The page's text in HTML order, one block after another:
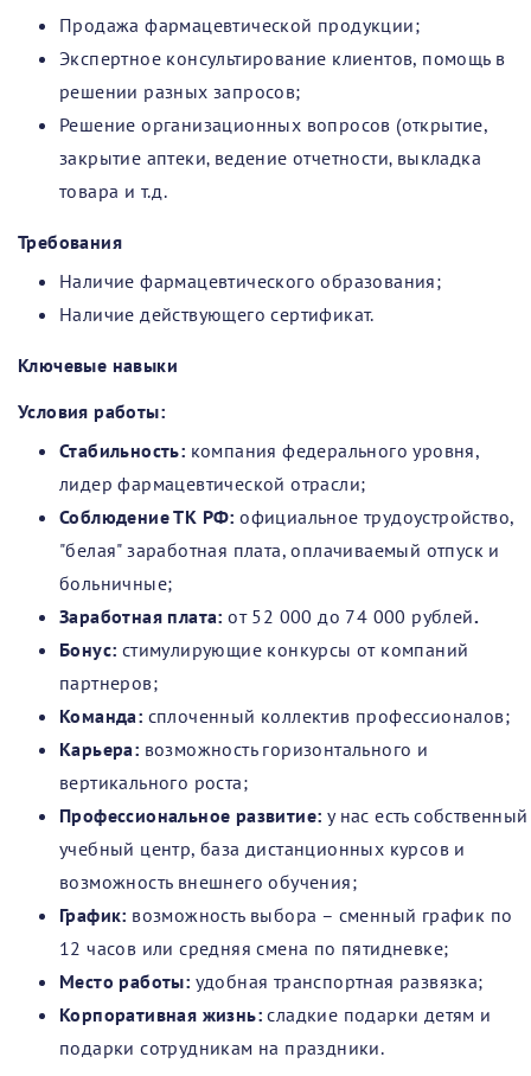
Продажа фармацевтической продукции;
Экспертное консультирование клиентов, помощь в
решении разных запросов;
Решение организационных вопросов (открытие,
закрытие аптеки‚ ведение отчетности‚ выкладка
товара и т.д.
Требования
Наличие фармацевтического образования;
Наличие действующего сертификат.
Ключевые навыки
Условия работы:
Стабильность: компания федерального уровня,
лидер фармацевтической отрасли;
Соблюдение ТК РФ: официальное трудоустройство,
"белая" заработная плата, оплачиваемый отпуск и
больничные;
Заработная плата: от 52 000 до 74 000 рублей.
Бонус: стимулирующие конкурсы от компаний
партнеров;
Команда: сплоченный коллектив профессионалов;
Карьера: возможность горизонтального и
вертикального роста;
Профессиональное развитие: у нас есть собственный
учебный центр, база дистанционных курсов и
возможность внешнего обучения;
График: возможность выбора – сменный график по
12 часов или средняя смена по пятидневке;
Место работы: удобная транспортная развязка;
Корпоративная жизнь: сладкие подарки детям и
подарки сотрудникам на праздники.